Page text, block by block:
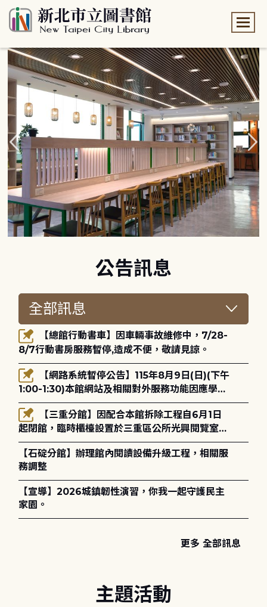
公告訊息
8/7行動書房服務暫停,造成不便，敬請見諒。
1:00-1:30)本館網站及相關對外服務功能因應學術
網路升級更新將暫停服務。
起閉館，臨時櫃檯設置於三重區公所光興閱覽室，
造成不便，敬請見諒。
【石碇分館】辦理館內閱讀設備升級工程，相關服
務調整
【宣導】2026城鎮韌性演習，你我一起守護民主
家園。
更多 全部訊息
主題活動